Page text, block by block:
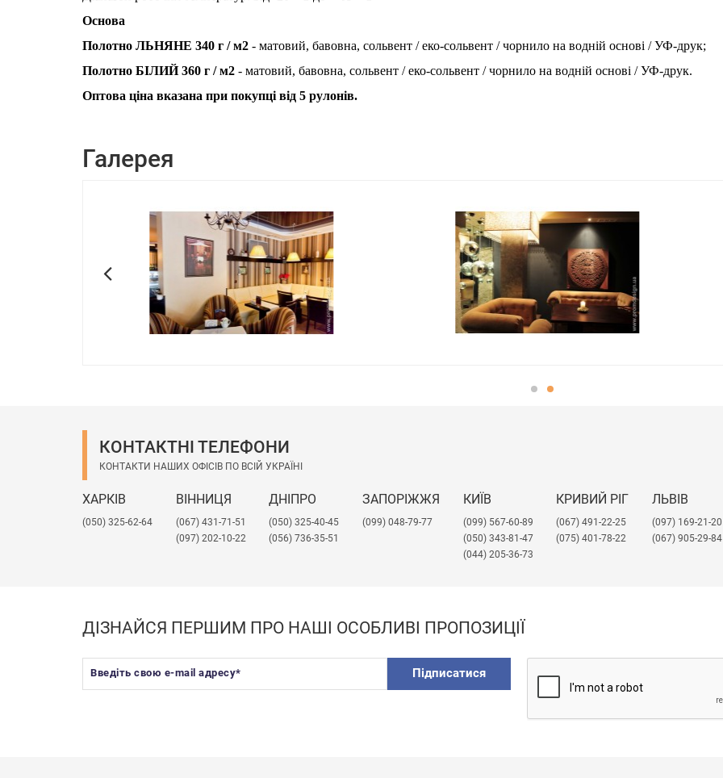
Основа
Полотно ЛЬНЯНЕ 340 г / м2 - матовий, бавовна, сольвент / еко-сольвент / чорнило на водній основі / УФ-друк;
Полотно БІЛИЙ 360 г / м2 - матовий, бавовна, сольвент / еко-сольвент / чорнило на водній основі / УФ-друк.
Оптова ціна вказана при покупці від 5 рулонів.
Галерея
КОНТАКТНІ ТЕЛЕФОНИ
КОНТАКТИ НАШИХ ОФІСІВ ПО ВСІЙ УКРАЇНІ
ХАРКІВ
(050) 325-62-64
ВІННИЦЯ
(067) 431-71-51
(097) 202-10-22
ДНІПРО
(050) 325-40-45
(056) 736-35-51
ЗАПОРІЖЖЯ
(099) 048-79-77
КИЇВ
(099) 567-60-89
(050) 343-81-47
(044) 205-36-73
КРИВИЙ РІГ
(067) 491-22-25
(075) 401-78-22
ЛЬВІВ
​(097) 169-21-20
(067) 905-29-84
ДІЗНАЙСЯ ПЕРШИМ ПРО НАШІ ОСОБЛИВІ ПРОПОЗИЦІЇ
Введіть свою e-mail адресу* Підписатися